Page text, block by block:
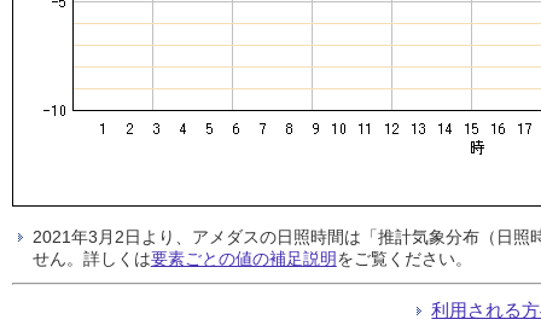
2021年3月2日より、アメダスの日照時間は「推計気象分布（日
せん。詳しくは要素ごとの値の補足説明をご覧ください。
利用される